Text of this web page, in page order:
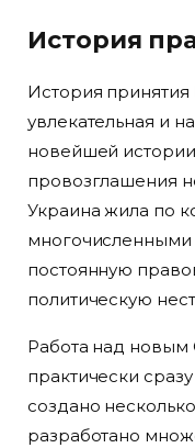
История
История принятия
увлекательная и
новейшей
провозглашения
Украина жила по
многочисленными
постоянную
политическую
Работа над новым
практически
создано
разработано